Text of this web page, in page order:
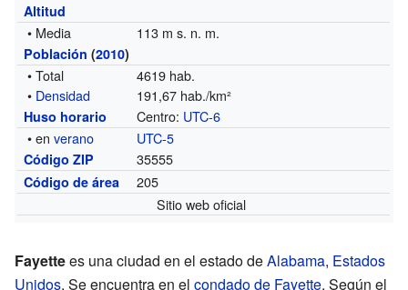
Altitud
• Media 113 m s. n. m.
Población (2010)
• Total
4619 hab.
• Densidad 191,67 hab./km²
Huso horario Centro: UTC-6
• enverano UTC-5
Código ZIP 35555
Código de área
205
Sitio web oficial
Fayettees una ciudad en el estado deAlabama, Estados
Unidos. Se encuentra en el condado de Fayette. Según el